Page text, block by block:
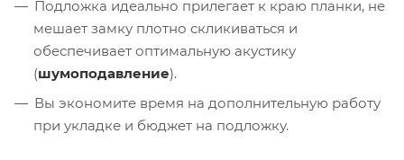
Подложка идеально прилегает к краю планки, не
мешает замку плотно скликиваться и
обеспечивает оптимальную акустику
(шумоподавление).
Вы экономите время на дополнительную работу
при укладке и бюджет на подложку.